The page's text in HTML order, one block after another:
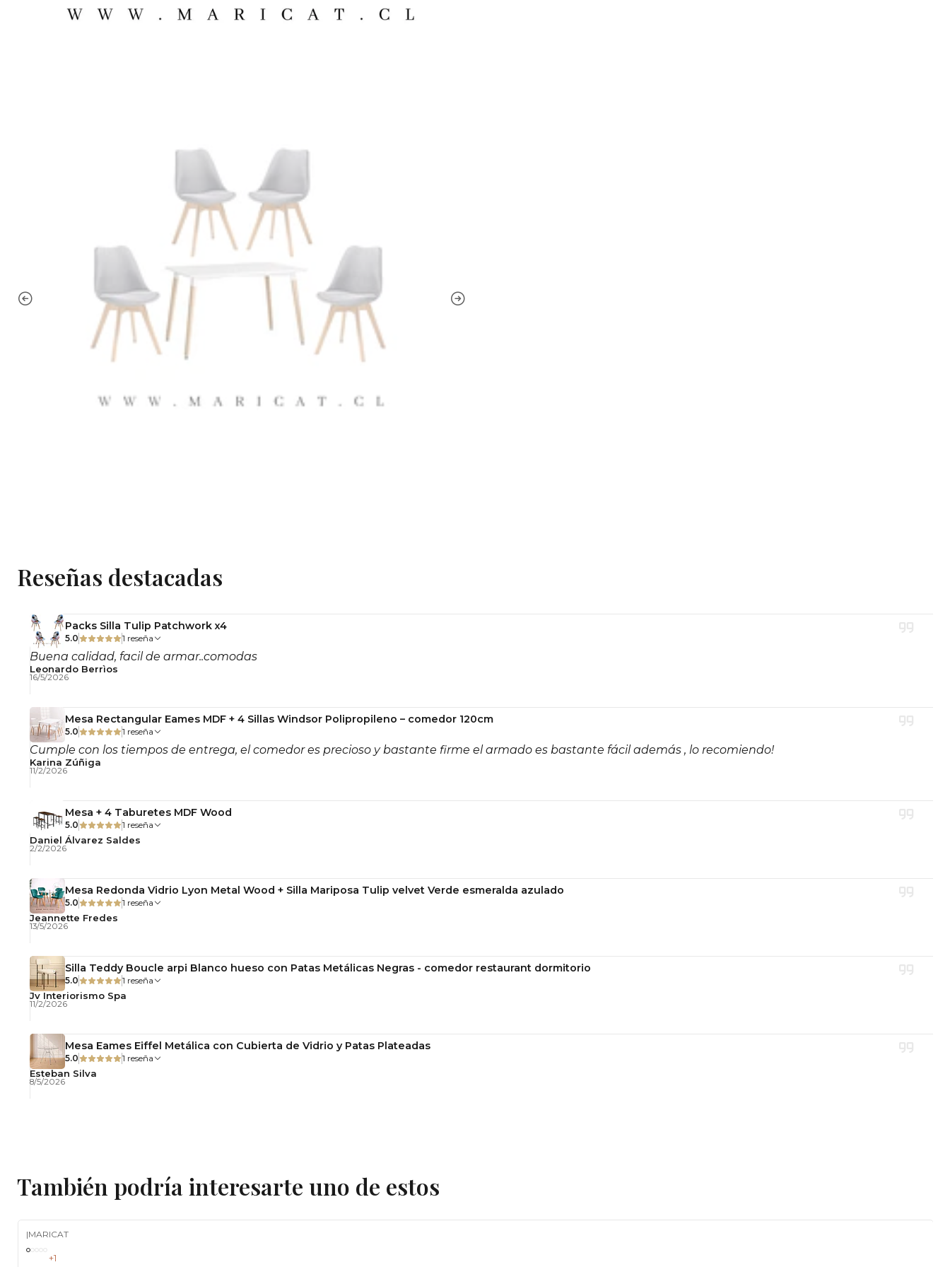
Reseñas destacadas
Packs Silla Tulip Patchwork x4
5.0 1 reseña
Buena calidad, facil de armar..comodas
Leonardo Berrìos
16/5/2026
Mesa Rectangular Eames MDF + 4 Sillas Windsor Polipropileno – comedor 120cm
5.0 1 reseña
Cumple con los tiempos de entrega, el comedor es precioso y bastante firme el armado es bastante fácil además , lo recomiendo!
Karina Zúñiga
11/2/2026
Mesa + 4 Taburetes MDF Wood
5.0 1 reseña
Daniel Álvarez Saldes
2/2/2026
Mesa Redonda Vidrio Lyon Metal Wood + Silla Mariposa Tulip velvet Verde esmeralda azulado
5.0 1 reseña
Jeannette Fredes
13/5/2026
Silla Teddy Boucle arpi Blanco hueso con Patas Metálicas Negras - comedor restaurant dormitorio
5.0 1 reseña
Jv Interiorismo Spa
11/2/2026
Mesa Eames Eiffel Metálica con Cubierta de Vidrio y Patas Plateadas
5.0 1 reseña
Esteban Silva
8/5/2026
También podría interesarte uno de estos
|MARICAT
+1